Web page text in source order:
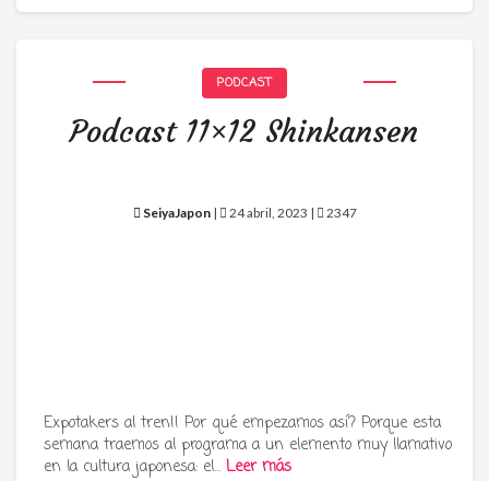
PODCAST
Podcast 11×12 Shinkansen
SeiyaJapon| 24 abril, 2023 | 2347
Expotakers al tren!! Por qué empezamos así? Porque esta
semana traemos al programa a un elemento muy llamativo
en la cultura japonesa: el… Leer más